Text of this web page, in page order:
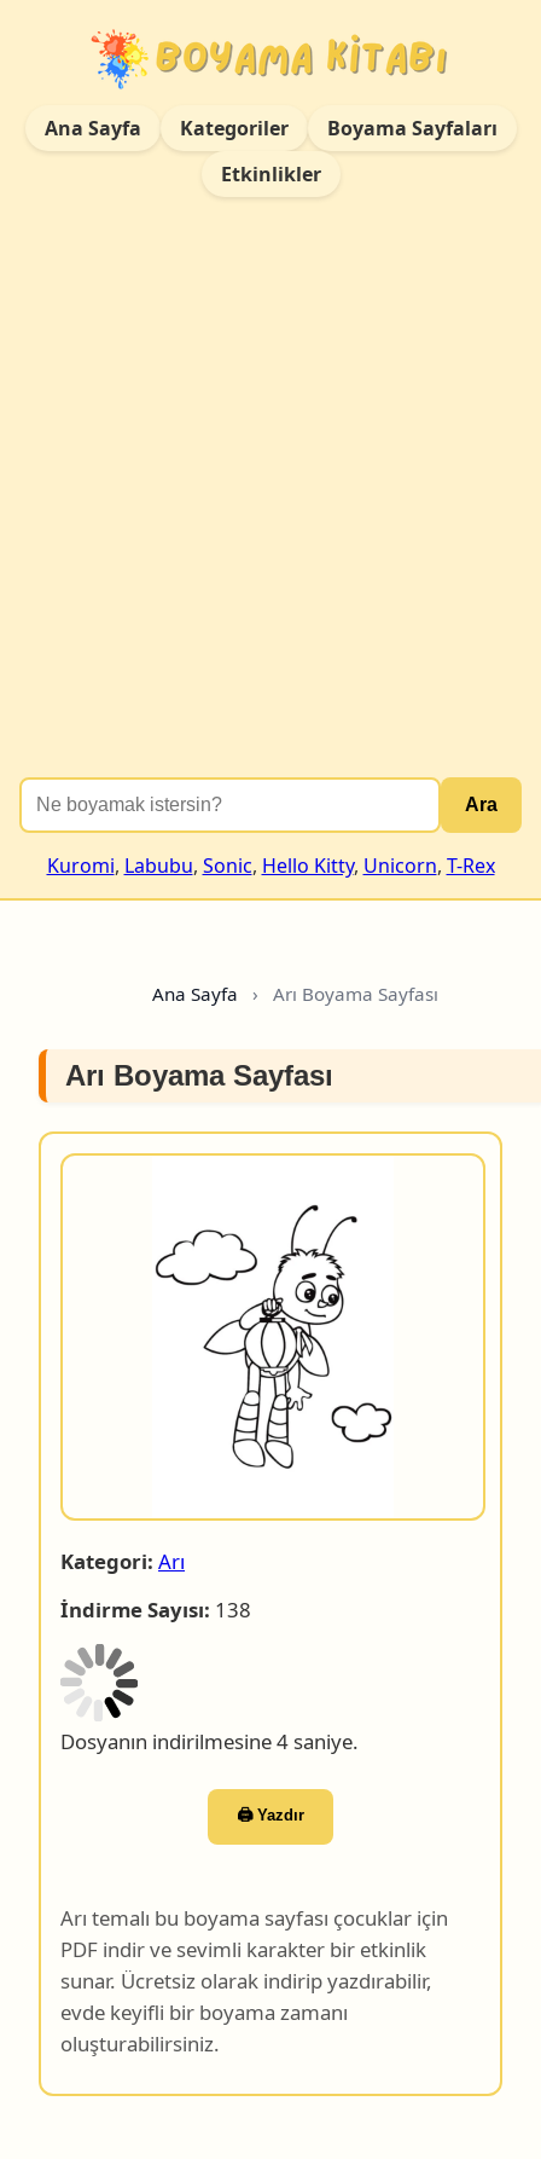
Ana Sayfa Kategoriler
Boyama Sayfaları
Etkinlikler
Ara
Kuromi, Labubu, Sonic, Hello Kitty, Unicorn, T-Rex
Ana Sayfa › Arı Boyama Sayfası
Arı Boyama Sayfası
Kategori: Arı
İndirme Sayısı: 138
Dosyanın indirilmesine 3 saniye.
sunar. Ücretsiz olarak indirip yazdırabilir,
evde keyifli bir boyama zamanı
oluşturabilirsiniz.